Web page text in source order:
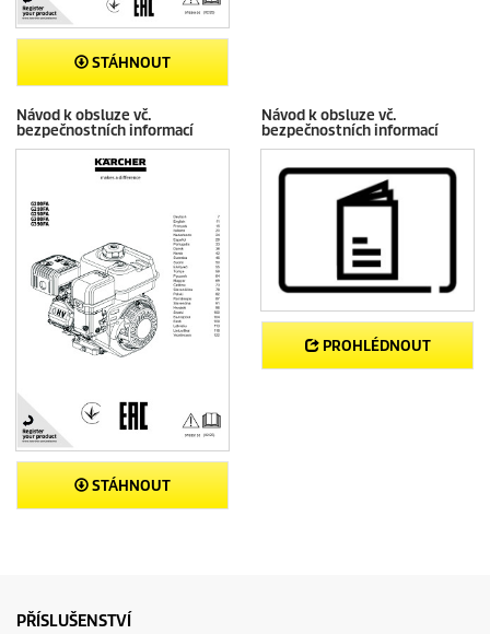
STÁHNOUT
Návod k obsluze vč.
bezpečnostních informací
STÁHNOUT
Návod k obsluze vč.
bezpečnostních informací
PROHLÉDNOUT
PŘÍSLUŠENSTVÍ